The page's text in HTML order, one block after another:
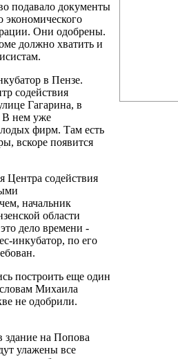
подавало документы
экономического
Они одобрены.
должно хватить и
в Пензе.
содействия
Гагарина, в
нем уже
фирм. Там есть
вскоре появится
Центра содействия
начальник
области
дело времени -
инкубатор, по его
построить еще один
Михаила
не одобрили.
на Попова
улажены все